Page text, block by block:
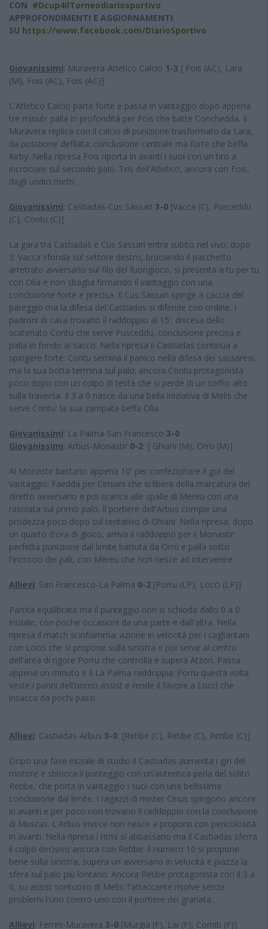
CON #Dcup4ilTorneodiariosportivo
APPROFONDIMENTI E AGGIORNAMENTI
SU https://www.facebook.com/DiarioSportivo
Giovanissimi: Muravera-Atletico Calcio 1-3 [ Fois (AC), Lara
(M), Fois (AC), Fois (AC)]
L'Atletico Calcio parte forte e passa in vantaggio dopo appena
tre minuti: palla in profondità per Fois che batte Conchedda. Il
Muravera replica con il calcio di punizione trasformato da Lara,
da posizione defilata: conclusione centrale ma forte che beffa
Kirby. Nella ripresa Fois riporta in avanti i suoi con un tiro a
incrociare sul secondo palo. Tris dell'Atletico, ancora con Fois,
dagli undici metri.
Giovanissimi: Castiadas-Cus Sassari 3-0 [Vacca (C), Pusceddu
(C), Contu (C)]
La gara tra Castiadas e Cus Sassari entra subito nel vivo: dopo
3' Vacca sfonda sul settore destro, bruciando il pacchetto
arretrato avversario sul filo del fuorigioco, si presenta a tu per tu
con Olia e non sbaglia firmando il vantaggio con una
conclusione forte e precisa. Il Cus Sassari spinge a caccia del
pareggio ma la difesa del Castiadas si difende con ordine. I
padroni di casa trovano il raddoppio al 15': discesa dello
scatenato Contu che serve Pusceddu, conclusione precisa e
palla in fondo al sacco. Nella ripresa il Castiadas continua a
spingere forte: Contu semina il panico nella difesa dei sassaresi,
ma la sua botta termina sul palo; ancora Contu protagonista
poco dopo con un colpo di testa che si perde di un soffio alto
sulla traversa. Il 3 a 0 nasce da una bella iniziativa di Melis che
serve Contu: la sua zampata beffa Olia.
Giovanissimi: La Palma-San Francesco 3-0
Giovanissimi: Arbus-Monastir 0-2 [ Ghiani (M), Orrù (M)]
Al Monastir bastano appena 10' per confezionare il gol del
vantaggio: Faedda per Cimiani che si libera della marcatura del
diretto avversario e poi scarica alle spalle di Mereu con una
rasoiata sul primo palo. Il portiere dell'Arbus compie una
prodezza poco dopo sul tentativo di Ghiani. Nella ripresa, dopo
un quarto d'ora di gioco, arriva il raddoppio per il Monastir:
perfetta punizione dal limite battuta da Orrù e palla sotto
l'incrocio dei pali, con Mereu che non riesce ad intervenire.
Allievi: San Francesco-La Palma 0-2 [Porru (LP), Locci (LP)]
Partita equilibrata ma il punteggio non si schioda dallo 0 a 0
iniziale, con poche occasioni da una parte e dall'altra. Nella
ripresa il match si infiamma: azione in velocità per i cagliaritani
con Locci che si propone sulla sinistra e poi serve al centro
dell'area di rigore Porru che controlla e supera Atzori. Passa
appena un minuto e il La Palma raddoppia: Porru questa volta
veste i panni dell'uomo assist e rende il favore a Locci che
insacca da pochi passi.
Allievi: Castiadas-Arbus 3-0 [Retibe (C), Retibe (C), Retibe (C)]
Dopo una fase iniziale di studio il Castiadas aumenta i giri del
motore e sblocca il punteggio con un'autentica perla del solito
Retibe, che porta in vantaggio i suoi con una bellissima
conclusione dal limite. I ragazzi di mister Cinus spingono ancora
in avanti e per poco non trovano il raddoppio con la conclusione
di Muscas. L'Arbus invece non riesce a proporsi con pericolosità
in avanti. Nella ripresa i ritmi si abbassano ma il Castiadas sferra
il colpo decisivo ancora con Retibe: il numero 10 si propone
bene sulla sinistra, supera un avversario in velocità e piazza la
sfera sul palo più lontano. Ancora Retibe protagonista con il 3 a
0, su assist sontuoso di Melis: l'attaccante risolve senza
problemi l'uno contro uno con il portiere dei granata.
Allievi: Ferrini-Muravera 3-0 [Murgia (F), Lai (F), Comiti (F)]